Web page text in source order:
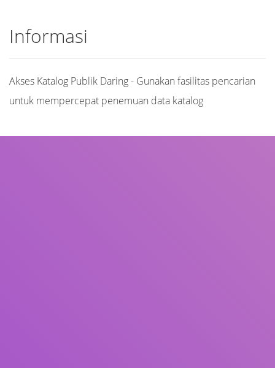
Informasi
Akses Katalog Publik Daring - Gunakan fasilitas pencarian
untuk mempercepat penemuan data katalog